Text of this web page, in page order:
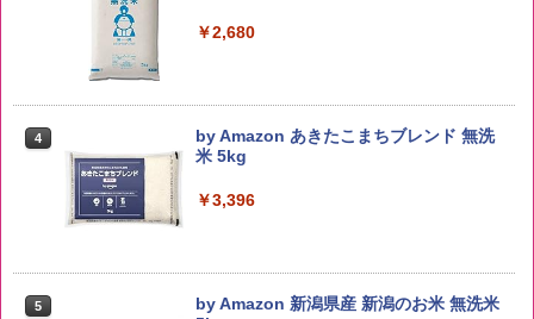
￥2,680
4
by Amazon あきたこまちブレンド 無洗
米 5kg
￥3,396
5
by Amazon 新潟県産 新潟のお米 無洗米